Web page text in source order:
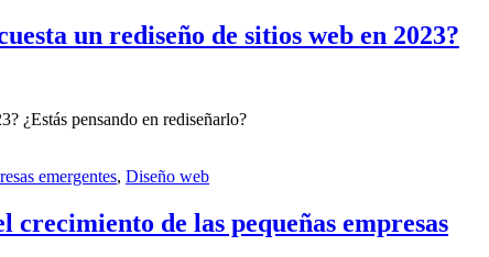
un rediseño de sitios web en 2023?
¿Estás pensando en rediseñarlo?
emergentes, Diseño web
crecimiento de las pequeñas empresas